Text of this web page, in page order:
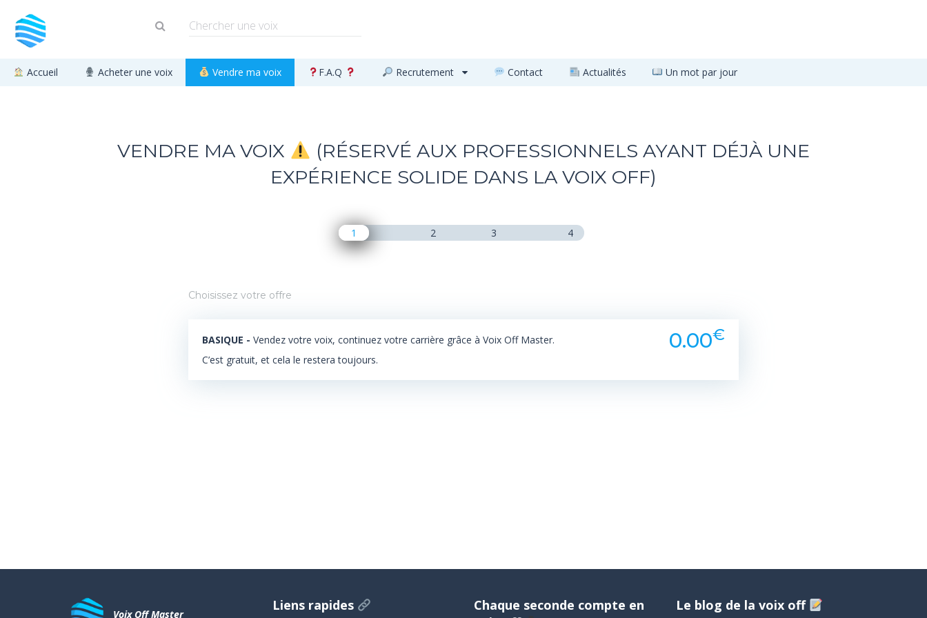
Accueil Acheter une voix Vendre ma voix F.A.Q Recrutement Contact Actualités Un mot par jour
VENDRE MA VOIX
(RÉSERVÉ AUX PROFESSIONNELS AYANT DÉJÀ UNE
EXPÉRIENCE SOLIDE DANS LA VOIX OFF)
1 2 3 4
Choisissez votre offre
BASIQUE - Vendez votre voix, continuez votre carrière grâce à Voix Off Master.
C’est gratuit, et cela le restera toujours.
0.00€
Voix Off Master
Liens rapides
Chaque seconde compte en
Le blog de la voix off